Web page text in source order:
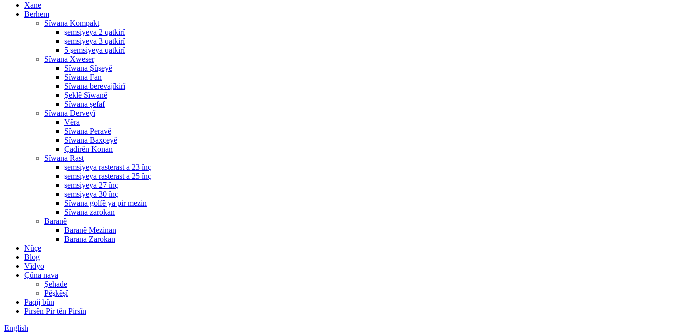
Xane
Berhem
Sîwana Kompakt
şemsiyeya 2 qatkirî
şemsiyeya 3 qatkirî
5 şemsiyeya qatkirî
Sîwana Xweser
Sîwana Şûşeyê
Sîwana Fan
Sîwana berevajîkirî
Şeklê Sîwanê
Sîwana şefaf
Sîwana Derveyî
Vêra
Sîwana Peravê
Sîwana Baxçeyê
Çadirên Konan
Sîwana Rast
şemsiyeya rasterast a 23 înç
şemsiyeya rasterast a 25 înç
şemsiyeya 27 înç
şemsiyeya 30 înç
Sîwana golfê ya pir mezin
Sîwana zarokan
Baranê
Baranê Mezinan
Barana Zarokan
Nûçe
Blog
Vîdyo
Çûna nava
Şehade
Pêşkêşî
Paqij bûn
Pirsên Pir tên Pirsîn
English